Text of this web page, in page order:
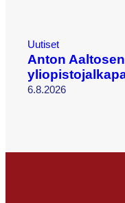
Uutiset
Anton
6.8.2026